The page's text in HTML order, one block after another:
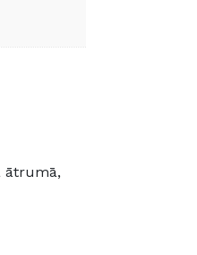
ātrumā,